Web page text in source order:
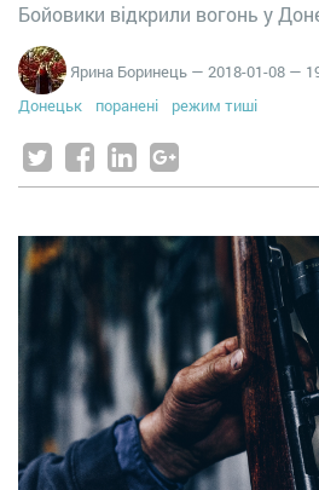
Бойовики відкрили вогонь у
Ярина Боринець — 2018-01-08 —
Донецьк
поранені режим тиші